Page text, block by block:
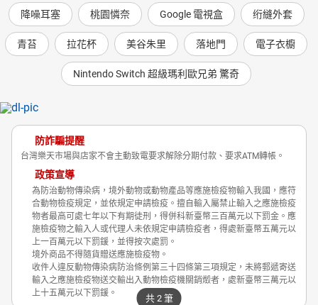
共 2 筆
降噪耳塞 桃園憐奈 Google 電視盒 绗縫外套
青苔 拉花杯 美谷朱里 落地門 電子衣櫥
Nintendo Switch 超級瑪利歐兄弟 驚奇
防詐騙提醒
台灣樂天市場與店家不會主動致電要求解除分期付款、要求ATM轉帳。
政策宣導
為防治動物傳染病，境外動物或動物產品等應施檢疫物輸入我國，應符
合動物檢疫規定，並依規定申請檢疫。擅自輸入屬禁止輸入之應施檢疫
物者最高可處七年以下有期徒刑，得併科新臺幣三百萬元以下罰金。應
施檢疫物之輸入人或代理人未依規定申請檢疫者，得處新臺幣五萬元以
上一百萬元以下罰鍰，並得按次處罰。
境外商品不得隨貨贈送應施檢疫物。
收件人違反動物傳染病防治條例第三十四條第三項規定，未將郵遞寄送
輸入之應施檢疫物送交輸出入動物檢疫機關銷燬者，處新臺幣三萬元以
上十五萬元以下罰鍰。